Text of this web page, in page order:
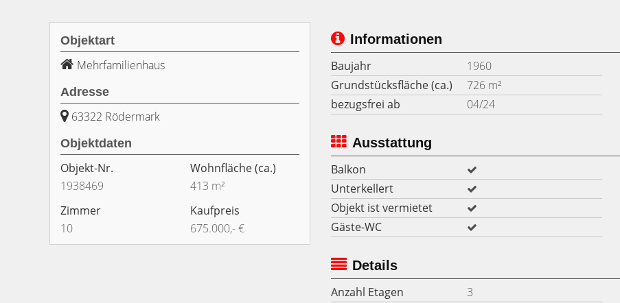
Objektart
Mehrfamilienhaus
Adresse
63322 Rödermark
Objektdaten
Objekt-Nr.
1938469
Wohnfläche(ca.)
413 m²
Zimmer
10
Kaufpreis
675.000,- €
Informationen
Baujahr
1960
Grundstücksfläche (ca.)
726 m²
bezugsfrei ab
04/24
Ausstattung
Balkon
Unterkellert
Objekt ist vermietet
Gäste-WC
Details
Anzahl Etagen
3